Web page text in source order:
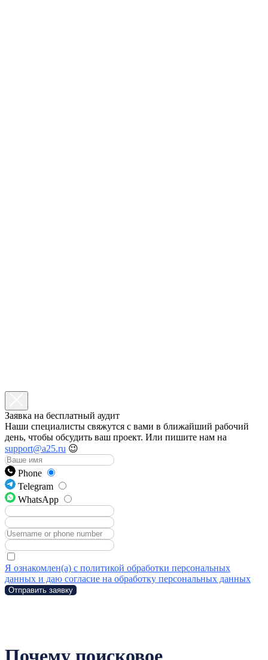
Заявка на бесплатный аудит
Наши специалисты свяжутся с вами в ближайший рабочий
день, чтобы обсудить ваш проект. Или пишите нам на
support@a25.ru 😉
Phone
Telegram
WhatsApp
Я ознакомлен(а) с политикой обработки персональных
данных и даю согласие на обработку персональных данных
Отправить заявку